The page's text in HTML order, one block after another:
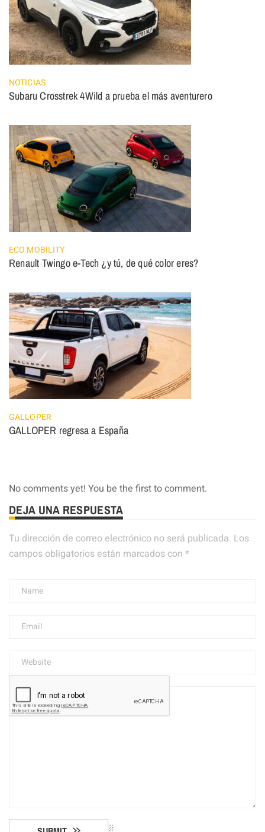
NOTICIAS
Subaru Crosstrek 4Wild a prueba el más aventurero
ECO MOBILITY
Renault Twingo e-Tech ¿y tú, de qué color eres?
GALLOPER
GALLOPER regresa a España
No comments yet! You be the first to comment.
DEJA UNA RESPUESTA
Tu dirección de correo electrónico no será publicada. Los
campos obligatorios están marcados con *